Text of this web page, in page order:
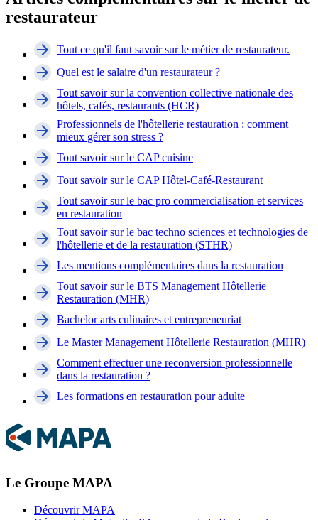
restaurateur
Tout ce qu'il faut savoir sur le métier de restaurateur.
Quel est le salaire d'un restaurateur ?
Tout savoir sur la convention collective nationale des
hôtels, cafés, restaurants (HCR)
Professionnels de l'hôtellerie restauration : comment
mieux gérer son stress ?
Tout savoir sur le CAP cuisine
Tout savoir sur le CAP Hôtel-Café-Restaurant
Tout savoir sur le bac pro commercialisation et services
en restauration
Tout savoir sur le bac techno sciences et technologies de
l'hôtellerie et de la restauration (STHR)
Les mentions complémentaires dans la restauration
Tout savoir sur le BTS Management Hôtellerie
Restauration (MHR)
Bachelor arts culinaires et entrepreneuriat
Le Master Management Hôtellerie Restauration (MHR)
Comment effectuer une reconversion professionnelle
dans la restauration ?
Les formations en restauration pour adulte
Le Groupe MAPA
Découvrir MAPA